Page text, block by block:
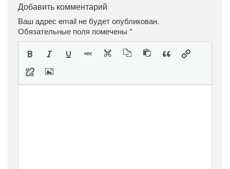
Добавить комментарий
Ваш адрес email не будет опубликован.
Обязательные поля помечены *